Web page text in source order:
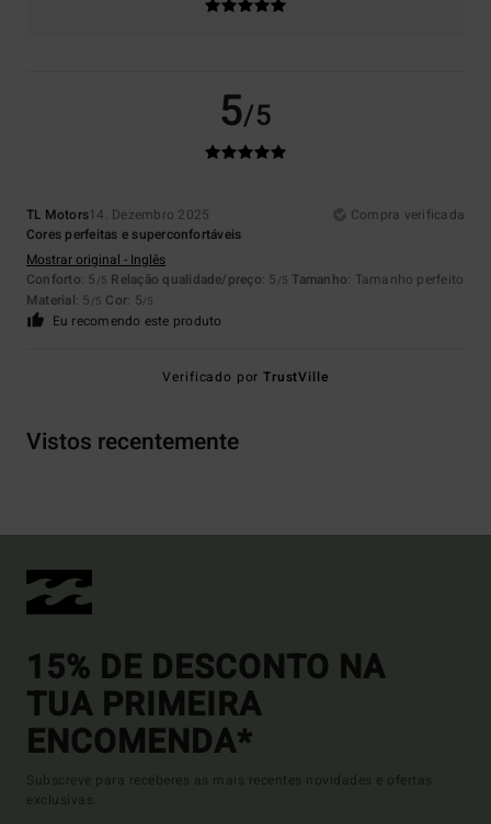
5/5
TL Motors14. Dezembro 2025
Compra verificada
Cores perfeitas e superconfortáveis
Mostrar original - Inglês
Conforto: 5 /5 Relação qualidade/preço: 5 /5 Tamanho: Tamanho perfeito
Material: 5 /5 Cor: 5/5
Eu recomendo este produto
Verificado porTrustVille
Vistos recentemente
15% DE DESCONTO NA
TUA PRIMEIRA
ENCOMENDA*
Subscreve para receberes as mais recentes novidades e ofertas
exclusivas.